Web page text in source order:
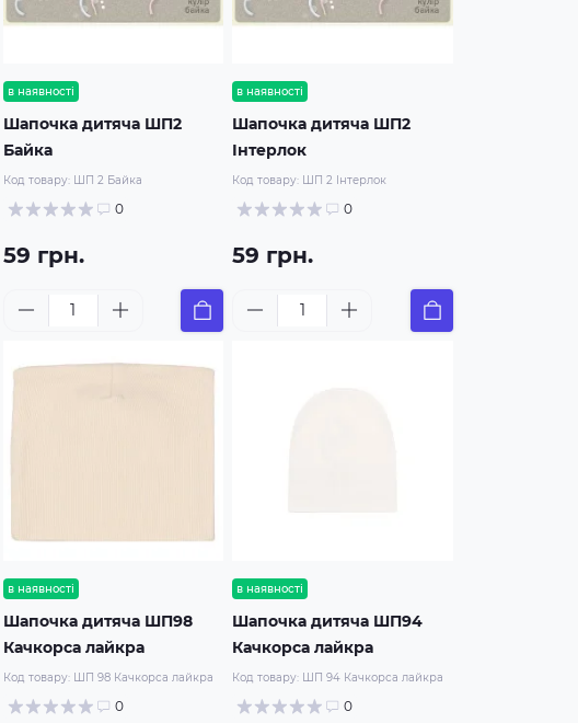
в наявності
Шапочка дитяча ШП2
Байка
Код товару: ШП 2 Байка
0
59 грн.
в наявності
Шапочка дитяча ШП2
Інтерлок
Код товару: ШП 2 Інтерлок
0
59 грн.
в наявності
Шапочка дитяча ШП98
Качкорса лайкра
Код товару: ШП 98 Качкорса лайкра
0
в наявності
Шапочка дитяча ШП94
Качкорса лайкра
Код товару: ШП 94 Качкорса лайкра
0